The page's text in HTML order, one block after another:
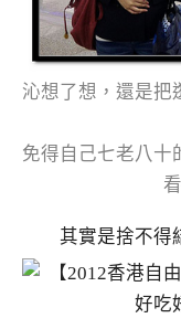
沁想了想，還是把
免得自己七老八十
看
其實是捨不得